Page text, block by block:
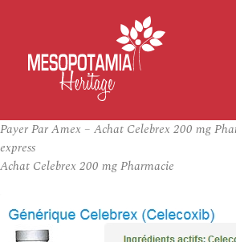
Payer Par Amex – Achat Celebrex 200 mg
express
Achat Celebrex 200 mg Pharmacie